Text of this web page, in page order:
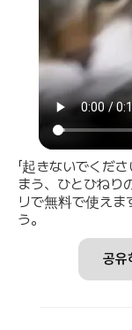
「起きないでくだ
まう、ひとひねり
リで無料で使えま
う。
공유